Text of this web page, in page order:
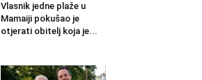
Vlasnik jedne plaže u
Mamaiji pokušao je
otjerati obitelj koja je...